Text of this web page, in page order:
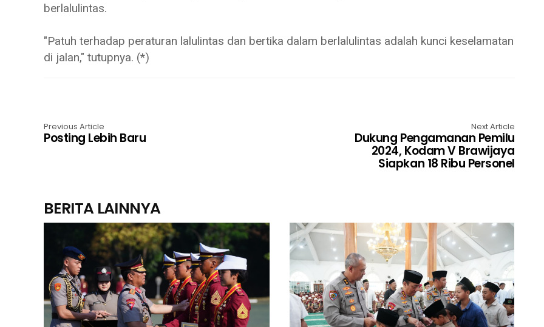
berlalulintas.
"Patuh terhadap peraturan lalulintas dan bertika dalam berlalulintas adalah kunci keselamatan
di jalan," tutupnya. (*)
Previous Article
Posting Lebih Baru
Next Article
Dukung Pengamanan Pemilu
2024, Kodam V Brawijaya
Siapkan 18 Ribu Personel
BERITA LAINNYA